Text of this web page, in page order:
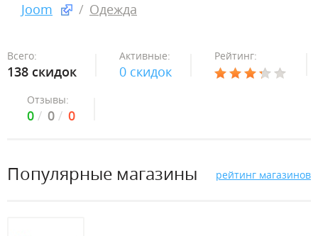
Joom Одежда
Всего:
138 скидок
Активные:
0 скидок
Рейтинг:
Отзывы:
0 0 0
Популярные магазины рейтинг магазинов